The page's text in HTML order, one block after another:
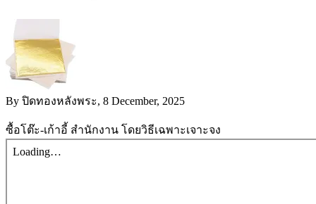
By ปิดทองหลังพระ, 8 December, 2025
ซื้อโต๊ะ-เก้าอี้ สำนักงาน โดยวิธีเฉพาะเจาะจง